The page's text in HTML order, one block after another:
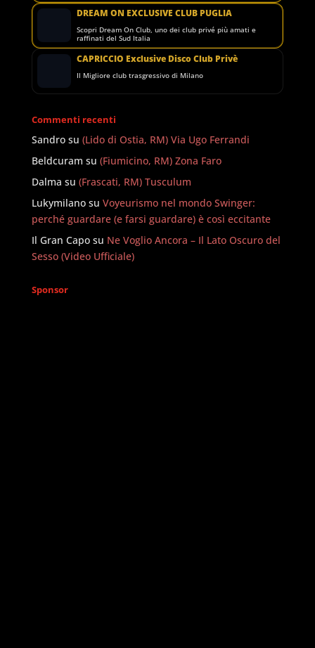
DREAM ON EXCLUSIVE CLUB PUGLIA
Scopri Dream On Club, uno dei club privé più amati e
raffinati del Sud Italia
CAPRICCIO Exclusive Disco Club Privè
Il Migliore club trasgressivo di Milano
Commenti recenti
Sandrosu (Lido di Ostia, RM) Via Ugo Ferrandi
Beldcuram su (Fiumicino, RM) Zona Faro
Dalma su (Frascati, RM) Tusculum
Lukymilanosu Voyeurismo nel mondo Swinger:
perché guardare (e farsi guardare) è così eccitante
Il Gran Caposu Ne Voglio Ancora – Il Lato Oscuro del
Sesso (Video Ufficiale)
Sponsor